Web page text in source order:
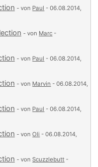
- von Paul - 06.08.2014,
- von Marc -
- von Paul - 06.08.2014,
- von Marvin - 06.08.2014,
- von Paul - 06.08.2014,
- vonOli - 06.08.2014,
- vonScuzzlebutt -